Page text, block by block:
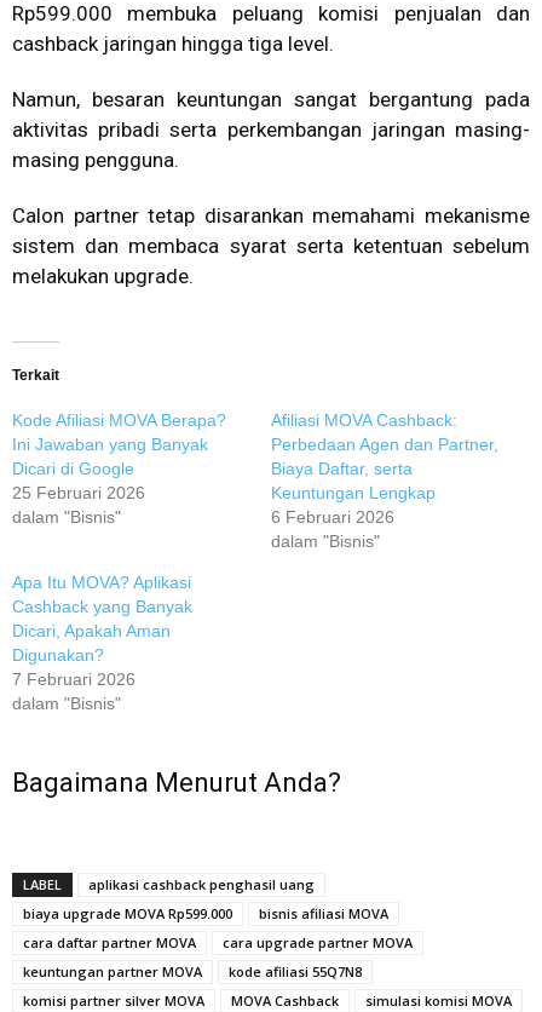
Rp599.000 membuka peluang komisi penjualan dan
cashback jaringan hingga tiga level.
Namun, besaran keuntungan sangat bergantung pada
aktivitas pribadi serta perkembangan jaringan masing-
masing pengguna.
Calon partner tetap disarankan memahami mekanisme
sistem dan membaca syarat serta ketentuan sebelum
melakukan upgrade.
Terkait
Kode Afiliasi MOVA Berapa?
Ini Jawaban yang Banyak
Dicari di Google
25 Februari 2026
dalam "Bisnis"
Afiliasi MOVA Cashback:
Perbedaan Agen dan Partner,
Biaya Daftar, serta
Keuntungan Lengkap
6 Februari 2026
dalam "Bisnis"
Apa Itu MOVA? Aplikasi
Cashback yang Banyak
Dicari, Apakah Aman
Digunakan?
7 Februari 2026
dalam "Bisnis"
Bagaimana Menurut Anda?
LABEL
aplikasi cashback penghasil uang
biaya upgrade MOVA Rp599.000
bisnis afiliasi MOVA
cara daftar partner MOVA
cara upgrade partner MOVA
keuntungan partner MOVA
kode afiliasi 55Q7N8
komisi partner silver MOVA
MOVA Cashback simulasi komisi MOVA